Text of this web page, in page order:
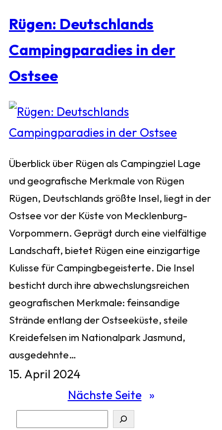
Rügen: Deutschlands
Campingparadies in der
Ostsee
Überblick über Rügen als Campingziel Lage
und geografische Merkmale von Rügen
Rügen, Deutschlands größte Insel, liegt in der
Ostsee vor der Küste von Mecklenburg-
Vorpommern. Geprägt durch eine vielfältige
Landschaft, bietet Rügen eine einzigartige
Kulisse für Campingbegeisterte. Die Insel
besticht durch ihre abwechslungsreichen
geografischen Merkmale: feinsandige
Strände entlang der Ostseeküste, steile
Kreidefelsen im Nationalpark Jasmund,
ausgedehnte…
15. April 2024
Nächste Seite »